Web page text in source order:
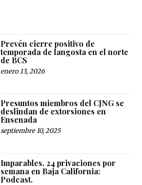
Prevén cierre positivo de
temporada de langosta en el norte
de BCS
enero 13, 2026
Presuntos miembros del CJNG se
deslindan de extorsiones en
Ensenada
septiembre 10, 2025
Imparables, 24 privaciones por
semana en Baja California:
Podcast.